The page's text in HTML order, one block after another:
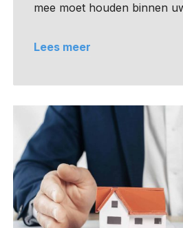
mee moet houden binnen
Lees meer